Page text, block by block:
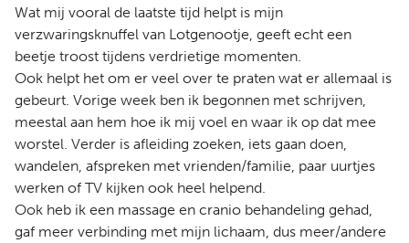
Wat mij vooral de laatste tijd helpt is mijn
verzwaringsknuffel van Lotgenootje, geeft echt een
beetje troost tijdens verdrietige momenten.
Ook helpt het om er veel over te praten wat er allemaal is
gebeurt. Vorige week ben ik begonnen met schrijven,
meestal aan hem hoe ik mij voel en waar ik op dat mee
worstel. Verder is afleiding zoeken, iets gaan doen,
wandelen, afspreken met vrienden/familie, paar uurtjes
werken of TV kijken ook heel helpend.
Ook heb ik een massage en cranio behandeling gehad,
gaf meer verbinding met mijn lichaam, dus meer/andere